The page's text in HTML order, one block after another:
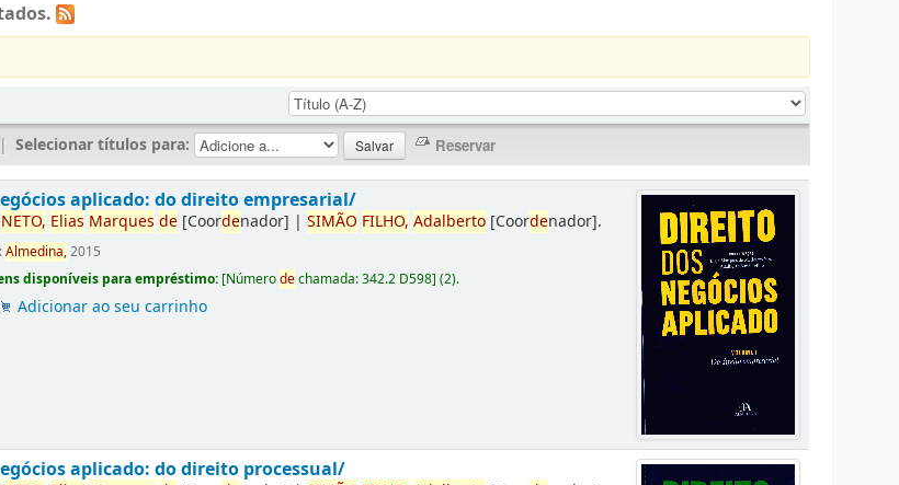
| Selecionar títulos para:
aplicado: do direito empresarial/
NETO, Elias Marques de [Coordenador] |SIMÃO FILHO, Adalberto [Coordenador].
Almedina,2015
disponíveis para empréstimo: [Númerodechamada:342.2 D598](2).
Adicionar ao seu carrinho
aplicado: do direito processual/